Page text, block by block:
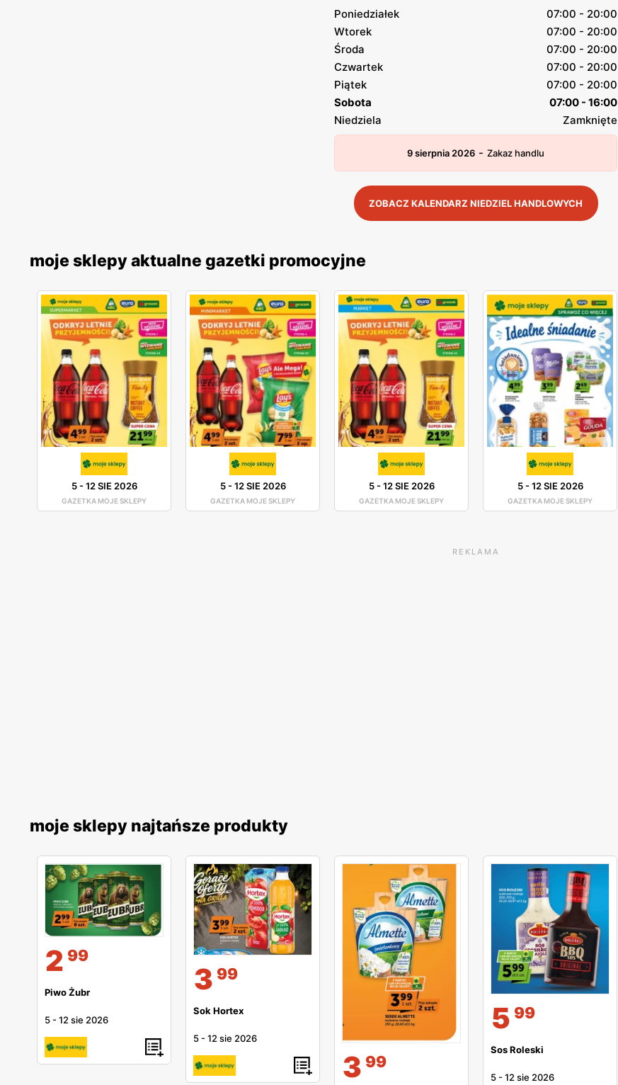
Poniedziałek
07:00 - 20:00
Wtorek
07:00 - 20:00
Środa
07:00 - 20:00
Czwartek
07:00 - 20:00
Piątek
07:00 - 20:00
Sobota
07:00 - 16:00
Niedziela
Zamknięte
9 sierpnia 2026 - Zakaz handlu
ZOBACZ KALENDARZ NIEDZIEL HANDLOWYCH
moje sklepy aktualne gazetki promocyjne
5-12 SIE 2026
GAZETKA MOJE SKLEPY
5-12 SIE 2026
GAZETKA MOJE SKLEPY
5-12 SIE 2026
GAZETKA MOJE SKLEPY
5-12 SIE 2026
GAZETKA MOJE SKLEPY
REKLAMA
moje sklepy najtańsze produkty
2 99
Piwo Żubr
5 -12 sie 2026
3 99
Sok Hortex
5 -12 sie 2026
3 99
5 99
Sos Roleski
5 -12 sie 2026